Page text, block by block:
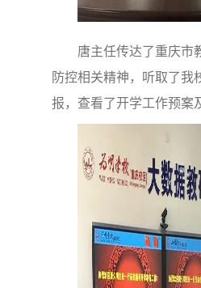
唐主任传达了重庆市
防控相关精神，听取了我
报，查看了开学工作预案